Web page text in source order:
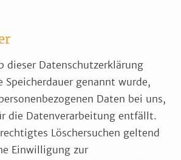
dieser Datenschutzerklärung
Speicherdauer genannt wurde,
Daten bei uns,
die Datenverarbeitung entfällt.
Löschersuchen geltend
Einwilligung zur